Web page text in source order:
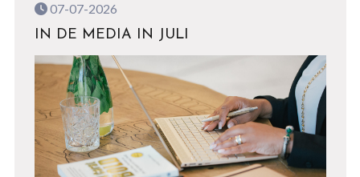
07-07-2026
IN DE MEDIA IN JULI